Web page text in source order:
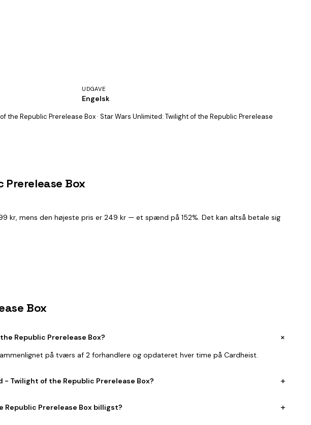
UDGAVE
Engelsk
Republic Prerelease Box · Star Wars Unlimited: Twilight of the Republic Prerelease
Prerelease Box
kr, mens den højeste pris er 249 kr — et spænd på 152%. Det kan altså betale sig
Box
Republic Prerelease Box? +
på tværs af 2 forhandlere og opdateret hver time på Cardheist.
Twilight of the Republic Prerelease Box? +
Republic Prerelease Box billigst? +